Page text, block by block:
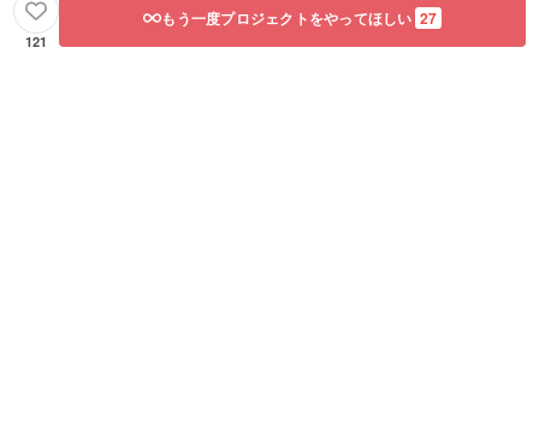
121
もう一度プロジェクトをやってほしい 27